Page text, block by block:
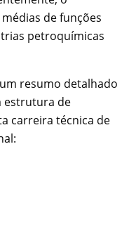
de funções
petroquímicas
resumo detalhado
estrutura de
carreira técnica de